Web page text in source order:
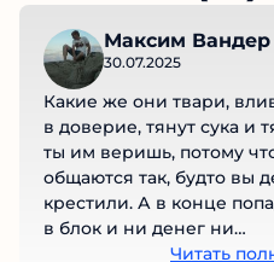
Максим Вандер
Какие же они твари,
в доверие, тянут сука и
ты им веришь, потому
общаются так, будто вы
крестили. А в конце
в блок и ни денег ни